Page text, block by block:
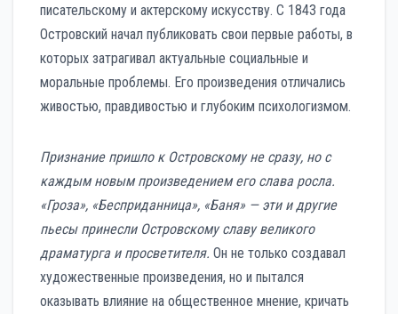
писательскому и актерскому искусству. С 1843 года
Островский начал публиковать свои первые работы, в
которых затрагивал актуальные социальные и
моральные проблемы. Его произведения отличались
живостью, правдивостью и глубоким психологизмом.
Признание пришло к Островскому не сразу, но с
каждым новым произведением его слава росла.
«Гроза», «Бесприданница», «Баня» — эти и другие
пьесы принесли Островскому славу великого
драматурга и просветителя. Он не только создавал
художественные произведения, но и пытался
оказывать влияние на общественное мнение, кричать